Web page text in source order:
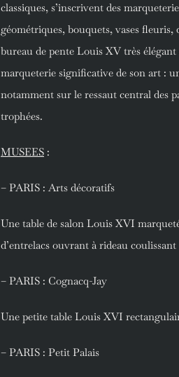
classiques, s’inscrivent des
géométriques, bouquets, vases
bureau de pente Louis XV très
marqueterie significative de son art :
notamment sur le ressaut central des
trophées.
MUSEES :
– PARIS : Arts décoratifs
Une table de salon Louis XVI
d’entrelacs ouvrant à rideau coulissant
– PARIS : Cognacq-Jay
Une petite table Louis XVI
– PARIS : Petit Palais